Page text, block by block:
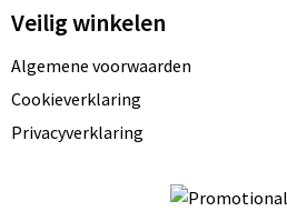
Veilig winkelen
Algemene voorwaarden
Cookieverklaring
Privacyverklaring